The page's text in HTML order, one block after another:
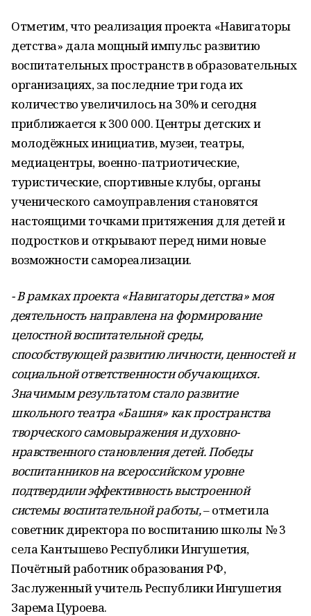
Отметим, что реализация проекта «Навигаторы
детства» дала мощный импульс развитию
воспитательных пространств в образовательных
организациях, за последние три года их
количество увеличилось на 30% и сегодня
приближается к 300 000. Центры детских и
молодёжных инициатив, музеи, театры,
медиацентры, военно-патриотические,
туристические, спортивные клубы, органы
ученического самоуправления становятся
настоящими точками притяжения для детей и
подростков и открывают перед ними новые
возможности самореализации.
- В рамках проекта «Навигаторы детства» моя
деятельность направлена на формирование
целостной воспитательной среды,
способствующей развитию личности, ценностей и
социальной ответственности обучающихся.
Значимым результатом стало развитие
школьного театра «Башня» как пространства
творческого самовыражения и духовно-
нравственного становления детей. Победы
воспитанников на всероссийском уровне
подтвердили эффективность выстроенной
системы воспитательной работы,– отметила
советник директора по воспитанию школы № 3
села Кантышево Республики Ингушетия,
Почётный работник образования РФ,
Заслуженный учитель Республики Ингушетия
Зарема Цуроева.